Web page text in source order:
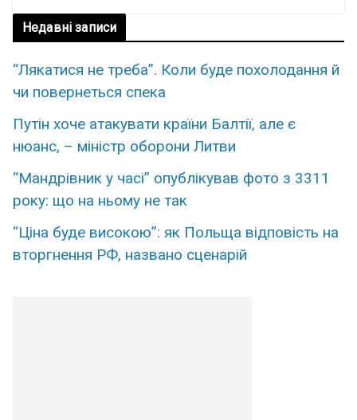
Недавні записи
“Лякатися не треба”. Коли буде похолодання й
чи повернеться спека
Путін хоче атакувати країни Балтії, але є
нюанс, – міністр оборони Литви
“Мандрівник у часі” опублікував фото з 3311
року: що на ньому не так
“Ціна буде високою”: як Польща відповість на
вторгнення РФ, названо сценарій